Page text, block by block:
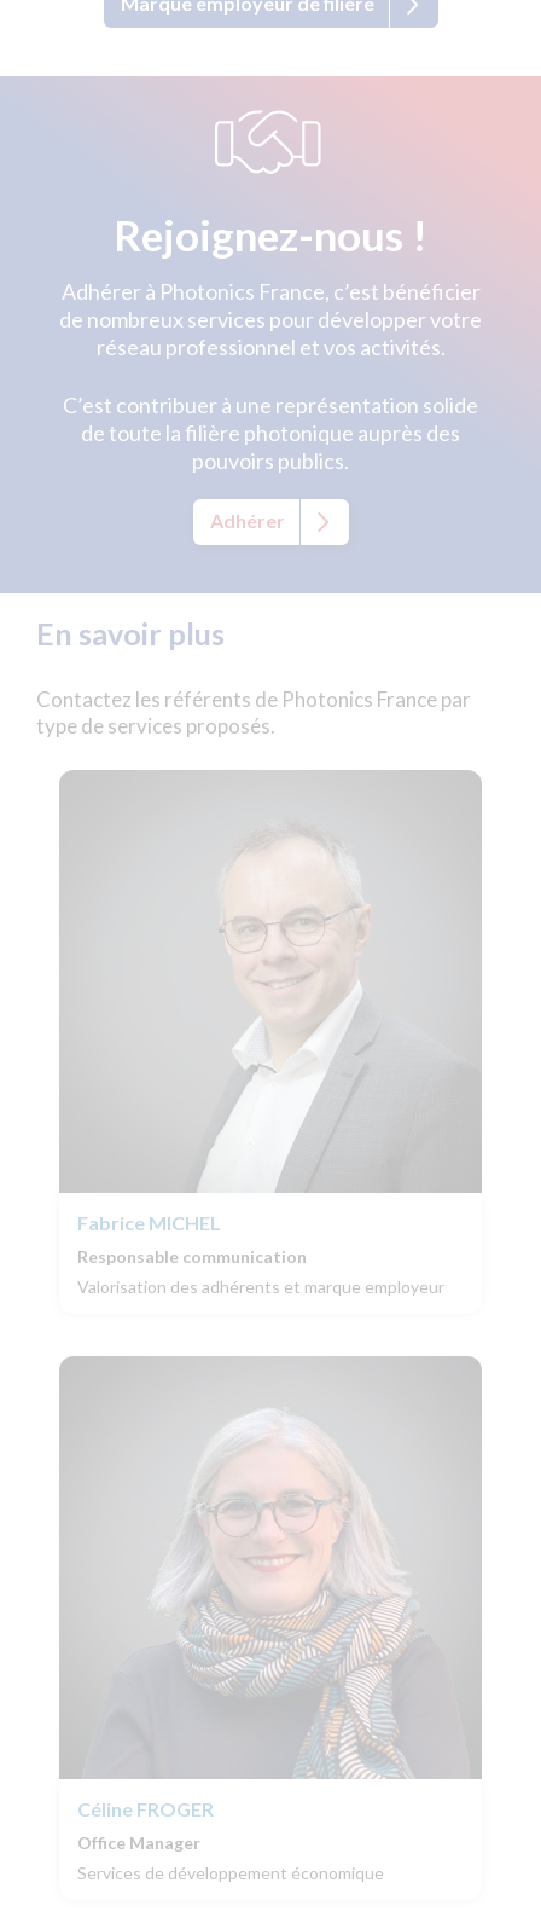
Rejoignez-nous !
Adhérer à Photonics France, c’est bénéficier
de nombreux services pour développer votre
réseau professionnel et vos activités.
C’est contribuer à une représentation solide
de toute la filière photonique auprès des
pouvoirs publics.
Adhérer
En savoir plus
Contactez les référents de Photonics France par
type de services proposés.
Fabrice MICHEL
Responsable communication
Valorisation des adhérents et marque employeur
Céline FROGER
Office Manager
Services de développement économique